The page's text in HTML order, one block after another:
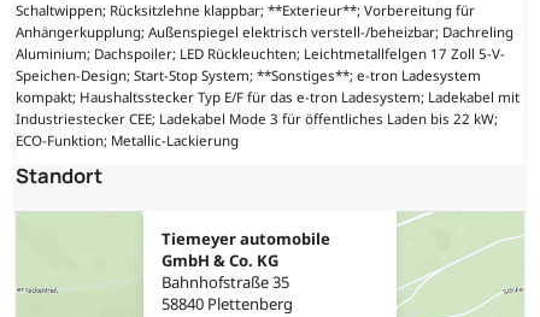
Schaltwippen; Rücksitzlehne klappbar; **Exterieur**; Vorbereitung für
Anhängerkupplung; Außenspiegel elektrisch verstell-/beheizbar; Dachreling
Aluminium; Dachspoiler; LED Rückleuchten; Leichtmetallfelgen 17 Zoll 5-V-
Speichen-Design; Start-Stop System; **Sonstiges**; e-tron Ladesystem
kompakt; Haushaltsstecker Typ E/F für das e-tron Ladesystem; Ladekabel mit
Industriestecker CEE; Ladekabel Mode 3 für öffentliches Laden bis 22 kW;
ECO-Funktion; Metallic-Lackierung
Standort
Tiemeyer automobile
GmbH & Co. KG
Bahnhofstraße 35
58840 Plettenberg